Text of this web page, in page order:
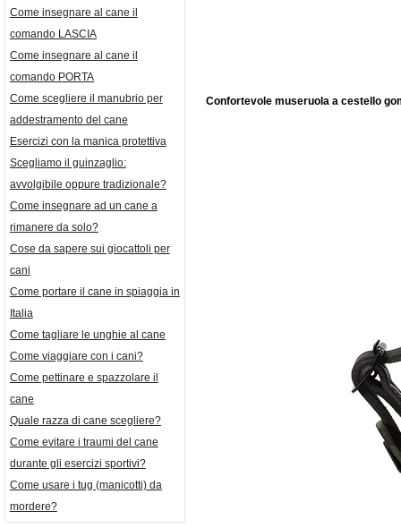
Come insegnare al cane il
comando LASCIA
Come insegnare al cane il
comando PORTA
Come scegliere il manubrio per
addestramento del cane
Esercizi con la manica protettiva
Scegliamo il guinzaglio:
avvolgibile oppure tradizionale?
Come insegnare ad un cane a
rimanere da solo?
Cose da sapere sui giocattoli per
cani
Come portare il cane in spiaggia in
Italia
Come tagliare le unghie al cane
Come viaggiare con i cani?
Come pettinare e spazzolare il
cane
Quale razza di cane scegliere?
Come evitare i traumi del cane
durante gli esercizi sportivi?
Come usare i tug (manicotti) da
mordere?
Confortevole museruola a cestello